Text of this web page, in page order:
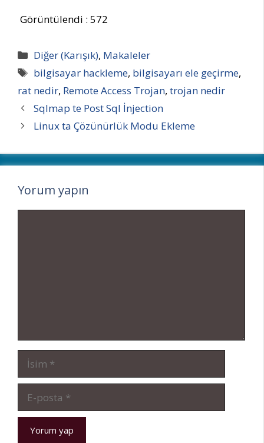
Görüntülendi : 572
Kategoriler
Diğer (Karışık), Makaleler
Etiketler
bilgisayar hackleme, bilgisayarı ele geçirme,
rat nedir, Remote Access Trojan, trojan nedir
Sqlmap te Post Sql İnjection
Linux ta Çözünürlük Modu Ekleme
Yorum yapın
İsim
posta